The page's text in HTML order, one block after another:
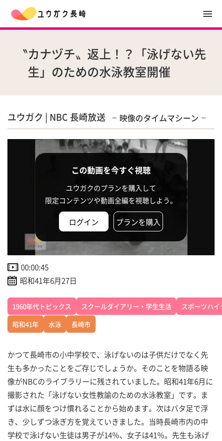
〝カナヅチ〟返上！？「泳げない先
生」のための水泳教室開催
ユウガク | NBC 長崎放送 映像のタイムマシーン
この動画を今すぐ視聴
ユウガクのプランを購入して
限定コンテンツや動画全編を視聴しよう。
ログイン プランを購入
00:00:45
昭和41年6月27日
1960年代トピックス スクールダイアリー・学生生活
スポーツハ
昭和41年
水泳 長崎市
かつて長崎市の小中学校で、泳げないのは子供だけでなく先
生も多かったことをご存じでしょうか。そのことを物語る映
像がNBCのライブラリーに残されていました。昭和41年6月に
撮影された「泳げない女性教諭のための水泳教室」です。ま
ずは水に顔をつけ慣れることから始めます。次はバタ足で浮
き、少しずつ泳ぎ方を覚えていきました。当時長崎市内の中
学校で泳げない生徒は男子が14％、女子は41％。先生も泳げ